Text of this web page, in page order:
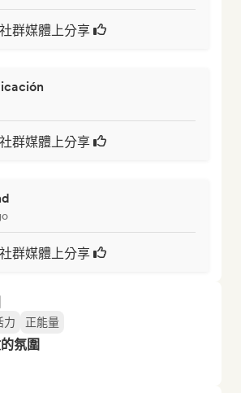
群媒體上分享
群媒體上分享
群媒體上分享
力 正能量
氛圍